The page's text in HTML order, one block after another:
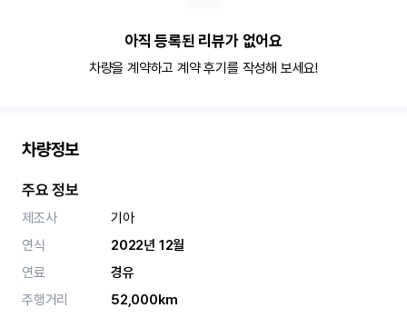
아직 등록된 리뷰가 없어요
차량을 계약하고 계약 후기를 작성해 보세요!
차량정보
주요 정보
제조사
기아
연식
2022년 12월
연료
경유
주행거리
52,000km